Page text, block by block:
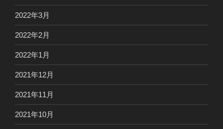
2022年3月
2022年2月
2022年1月
2021年12月
2021年11月
2021年10月